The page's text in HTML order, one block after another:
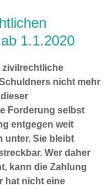
1.1.2020
zivilrechtliche
nicht mehr
Forderung selbst
entgegen weit
unter. Sie bleibt
Wer daher
kann die Zahlung
hat nicht eine